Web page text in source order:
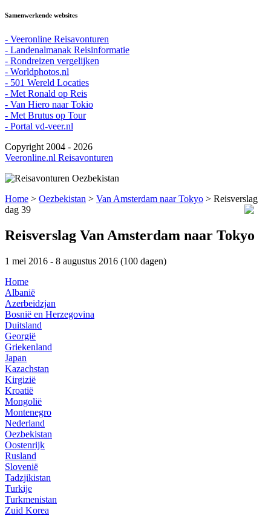
Samenwerkende websites
- Veeronline Reisavonturen
- Landenalmanak Reisinformatie
- Rondreizen vergelijken
- Worldphotos.nl
- 501 Wereld Locaties
- Met Ronald op Reis
- Van Hiero naar Tokio
- Met Brutus op Tour
- Portal vd-veer.nl
Copyright 2004 - 2026
Veeronline.nl Reisavonturen
Home > Oezbekistan > Van Amsterdam naar Tokyo > Reisverslag
dag 39
Reisverslag Van Amsterdam naar Tokyo
1 mei 2016 - 8 augustus 2016 (100 dagen)
Home
Albanië
Azerbeidzjan
Bosnië en Herzegovina
Duitsland
Georgië
Griekenland
Japan
Kazachstan
Kirgizië
Kroatië
Mongolië
Montenegro
Nederland
Oezbekistan
Oostenrijk
Rusland
Slovenië
Tadzjikistan
Turkije
Turkmenistan
Zuid Korea